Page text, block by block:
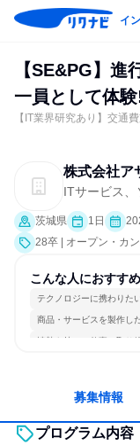
イ
【SE&PG】
一員として体
【IT業界研究あり】交通
株式会社ア
ITサービス
茨城県 1日
28卒 | オープン・カ
こんな人におすすめ
テクノロジーに携わりた
商品・サービスを製作し
情熱を持って仕事に取り組
募集情報
プログラム内容